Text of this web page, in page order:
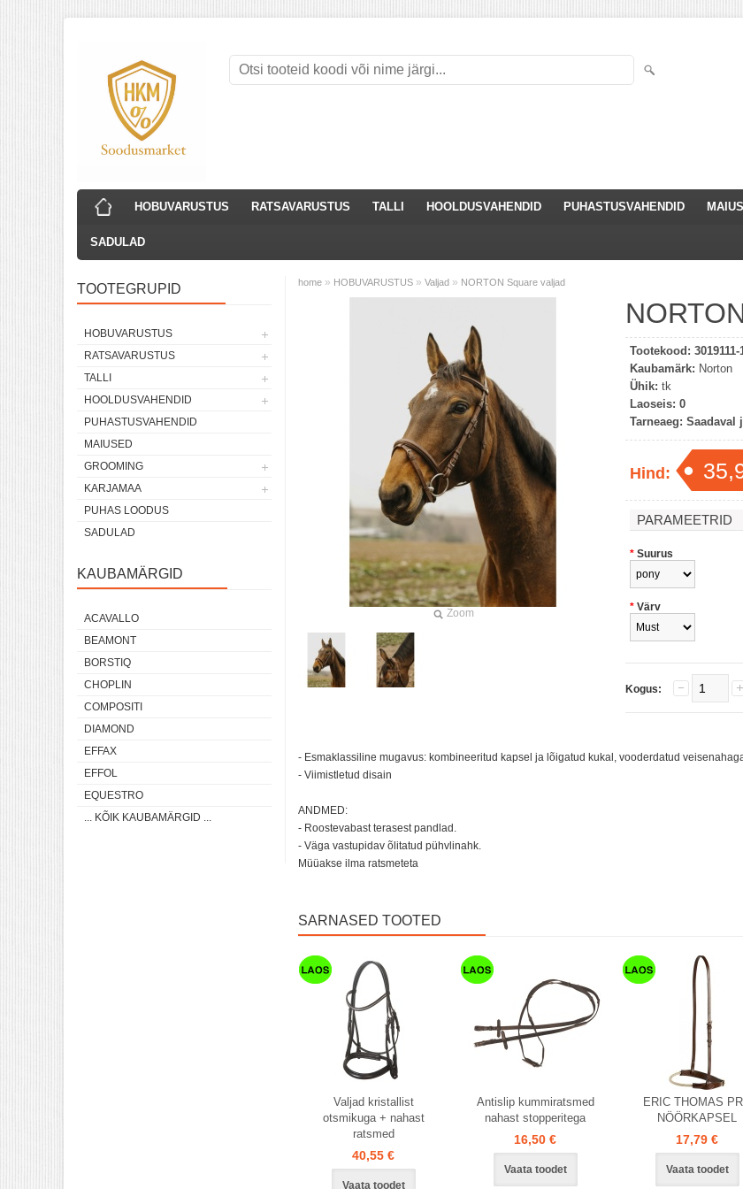
HOBUVARUSTUS RATSAVARUSTUS TALLI HOOLDUSVAHENDID PUHASTUSVAHENDID
SADULAD
TOOTEGRUPID
HOBUVARUSTUS
RATSAVARUSTUS
TALLI
HOOLDUSVAHENDID
PUHASTUSVAHENDID
MAIUSED
GROOMING
KARJAMAA
PUHAS LOODUS
SADULAD
KAUBAMÄRGID
ACAVALLO
BEAMONT
BORSTIQ
CHOPLIN
COMPOSITI
DIAMOND
EFFAX
EFFOL
EQUESTRO
... KÕIK KAUBAMÄRGID ...
home » HOBUVARUSTUS » Valjad » NORTON Square valjad
Zoom
Tootekood: 3019111-
Kaubamärk: Norton
Ühik: tk
Laoseis: 0
Tarneaeg: Saadaval
Hind:
PARAMEETRID
* Suurus
* Värv
Kogus:
- Esmaklassiline mugavus: kombineeritud kapsel ja lõigatud kukal, vooderdatud
- Viimistletud disain
ANDMED:
- Roostevabast terasest pandlad.
- Väga vastupidav õlitatud pühvlinahk.
Müüakse ilma ratsmeteta
SARNASED TOOTED
Valjad kristallist
otsmikuga + nahast
ratsmed
40,55 €
Vaata toodet
Antislip kummiratsmed
nahast stopperitega
16,50 €
Vaata toodet
ERIC THOMAS
NÖÖRKAPSEL
17,79 €
Vaata toodet